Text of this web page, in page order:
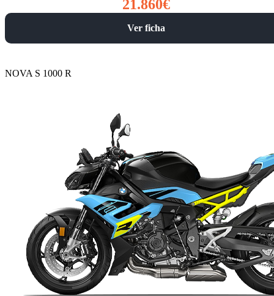
21.860€
Ver ficha
NOVA S 1000 R